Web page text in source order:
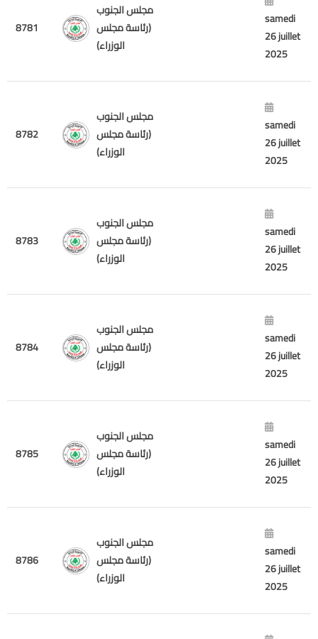
8781
مجلس الجنوب
(رئاسة مجلس
الوزراء)
samedi
26 juillet
2025
8782
مجلس الجنوب
(رئاسة مجلس
الوزراء)
samedi
26 juillet
2025
8783
مجلس الجنوب
(رئاسة مجلس
الوزراء)
samedi
26 juillet
2025
8784
مجلس الجنوب
(رئاسة مجلس
الوزراء)
samedi
26 juillet
2025
8785
مجلس الجنوب
(رئاسة مجلس
الوزراء)
samedi
26 juillet
2025
8786
مجلس الجنوب
(رئاسة مجلس
الوزراء)
samedi
26 juillet
2025